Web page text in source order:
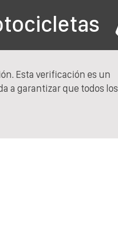
Esta verificación es un
a garantizar que todos los